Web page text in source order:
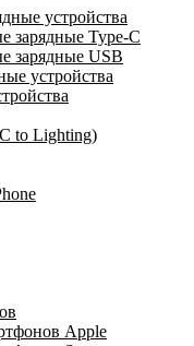
устройства
зарядные Type-C
зарядные USB
устройства
to Lighting)
Apple